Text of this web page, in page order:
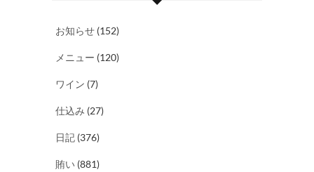
お知らせ (152)
メニュー (120)
ワイン (7)
仕込み (27)
日記 (376)
賄い (881)